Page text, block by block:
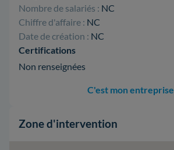
Nombre de salariés : NC
Chiffre d'affaire : NC
Date de création : NC
Certifications
Non renseignées
C'est mon entreprise
Zone d'intervention